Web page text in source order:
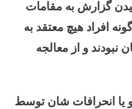
گزارش به مقامات
افراد هیچ معتقد به
نبودند و از معالجه
یا انحرافات شان توسط